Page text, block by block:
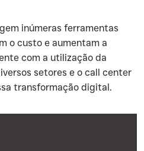
inúmeras ferramentas
o custo e aumentam a
com a utilização da
setores e o call center
transformação digital.